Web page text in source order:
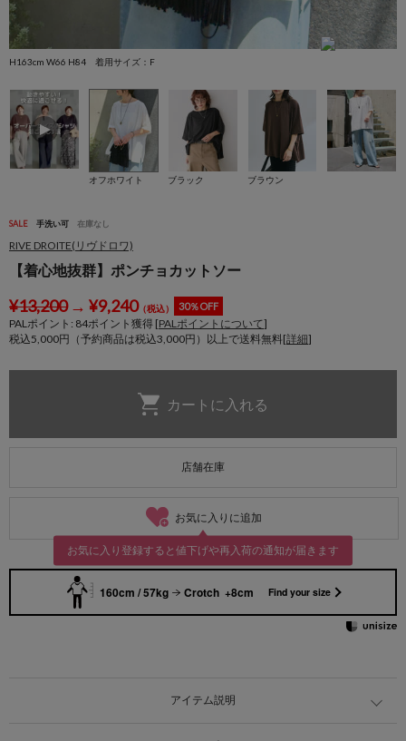
H163cm W66 H84 着用サイズ：F
オフホワイト ブラック ブラウン
SALE 手洗い可 在庫なし
RIVE DROITE(リヴドロワ)
【着心地抜群】ポンチョカットソー
¥13,200→ ¥9,240（税込） 30％OFF
PALポイント: 84ポイント獲得 [PALポイントについて]
税込5,000円（予約商品は税込3,000円）以上で送料無料[詳細]
店舗在庫
お気に入りに追加
お気に入り登録すると値下げや再入荷の通知が届きます
160cm / 57kg Crotch +8cm Find your size
アイテム説明